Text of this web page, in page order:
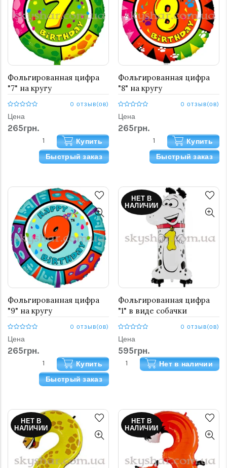
Фольгированная цифра
"7" на кругу
0 отзыв(ов)
Цена
265грн.
Купить
Быстрый заказ
Фольгированная цифра
"8" на кругу
0 отзыв(ов)
Цена
265грн.
Купить
Быстрый заказ
Фольгированная цифра
"9" на кругу
0 отзыв(ов)
Цена
265грн.
Купить
Быстрый заказ
НЕТ В
НАЛИЧИИ
Фольгированная цифра
"1" в виде собачки
0 отзыв(ов)
Цена
595грн.
Нет в наличии
НЕТ В
НАЛИЧИИ
НЕТ В
НАЛИЧИИ